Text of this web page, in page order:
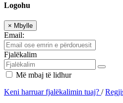
Logohu
× Mbylle
Email:
Fjalëkalim
Më mbaj të lidhur
Keni harruar fjalëkalimin tuaj? /